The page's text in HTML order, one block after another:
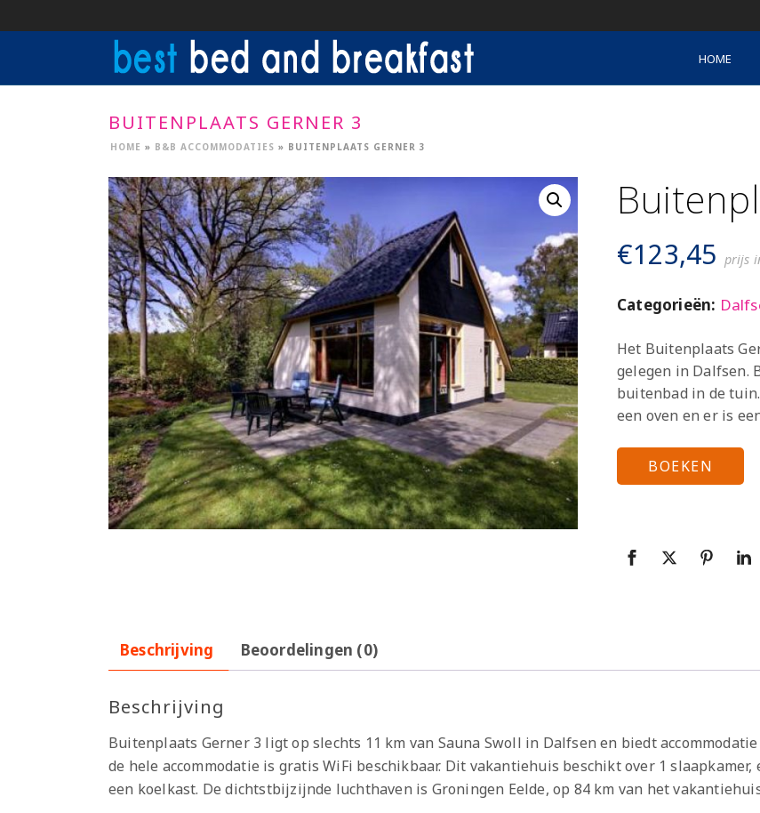
HOME
BUITENPLAATS GERNER 3
HOME » B&B ACCOMMODATIES » BUITENPLAATS GERNER 3
€123,45 prijs
Categorieën:
Het Buitenplaats
gelegen in Dalfsen.
buitenbad in de
een oven en er is
BOEKEN
Beschrijving Beoordelingen (0)
Beschrijving
Buitenplaats Gerner 3 ligt op slechts 11 km van Sauna Swoll in Dalfsen en biedt
de hele accommodatie is gratis WiFi beschikbaar. Dit vakantiehuis beschikt over 1
een koelkast. De dichtstbijzijnde luchthaven is Groningen Eelde, op 84 km van het